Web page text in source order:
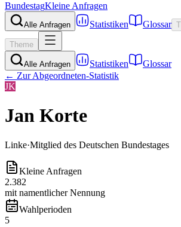
BundestagKleine Anfragen
Alle Anfragen Statistiken Glossar
Theme
Alle Anfragen Statistiken
Glossar
← Zur Abgeordneten-Statistik
JK
Jan Korte
Linke·Mitglied des Deutschen Bundestages
Kleine Anfragen
2.382
mit namentlicher Nennung
Wahlperioden
5